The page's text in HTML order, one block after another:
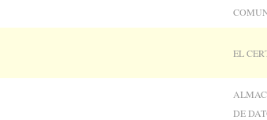
EL
DE